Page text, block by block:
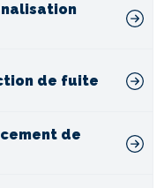
de fuite
de